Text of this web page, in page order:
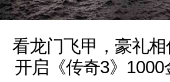
看龙门飞甲，豪礼
开启《传奇3》1000